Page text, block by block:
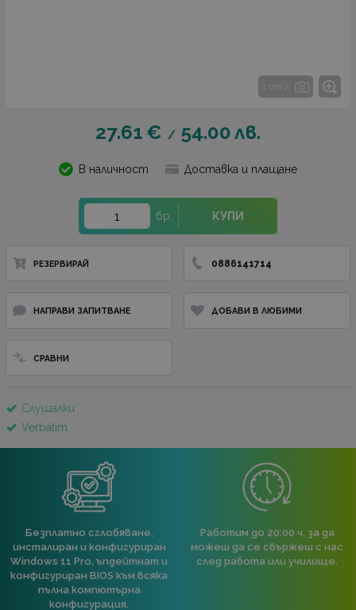
1 от 2
27.61 € / 54.00лв.
В наличност Доставка и плащане
бр. КУПИ
РЕЗЕРВИРАЙ 0886141714
НАПРАВИ ЗАПИТВАНЕ ДОБАВИ В ЛЮБИМИ
СРАВНИ
Слушалки
Verbatim
Безплатно сглобяване,
инсталиран и конфигуриран
Windows 11 Pro, ъпдейтнат и
конфигуриран BIOS към всяка
пълна компютърна
конфигурация.
Работим до 20:00 ч, за да
можеш да се свържеш с нас
след работа или училище.